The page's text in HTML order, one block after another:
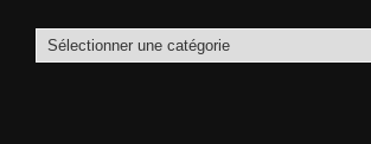
Catégories